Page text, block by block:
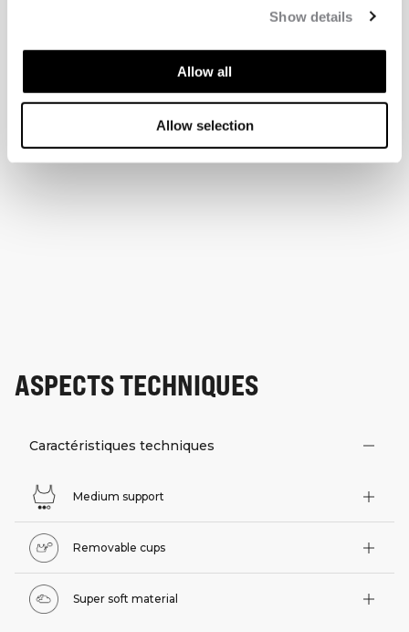
Show details
Allow all
Allow selection
ASPECTS TECHNIQUES
Caractéristiques techniques
Medium support
Removable cups
Super soft material